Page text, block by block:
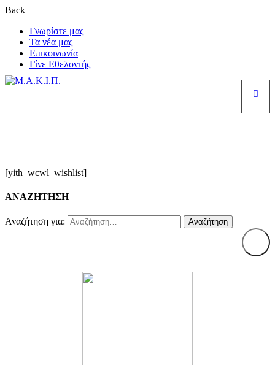
Back
Γνωρίστε μας
Τα νέα μας
Επικοινωνία
Γίνε Εθελοντής
[yith_wcwl_wishlist]
ΑΝΑΖΗΤΗΣΗ
Αναζήτηση για: